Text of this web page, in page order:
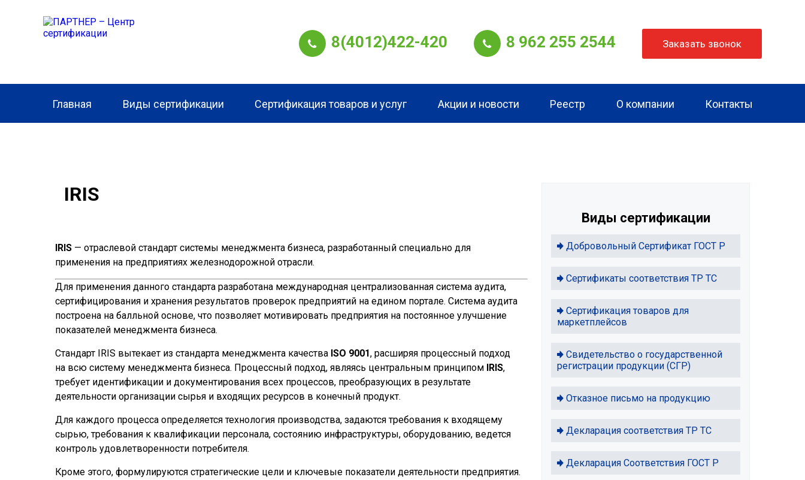
8(4012)422-420 8 962 255 2544 Заказать звонок
Главная Виды сертификации Сертификация товаров и услуг Акции и новости Реестр О компании Контакты
IRIS
IRIS — отраслевой стандарт системы менеджмента бизнеса, разработанный специально для
применения на предприятиях железнодорожной отрасли.
Для применения данного стандарта разработана международная централизованная система аудита,
сертифицирования и хранения результатов проверок предприятий на едином портале. Система аудита
построена на балльной основе, что позволяет мотивировать предприятия на постоянное улучшение
показателей менеджмента бизнеса.
Стандарт IRIS вытекает из стандарта менеджмента качества ISO 9001, расширяя процессный подход
на всю систему менеджмента бизнеса. Процессный подход, являясь центральным принципом IRIS,
требует идентификации и документирования всех процессов, преобразующих в результате
деятельности организации сырья и входящих ресурсов в конечный продукт.
Для каждого процесса определяется технология производства, задаются требования к входящему
сырью, требования к квалификации персонала, состоянию инфраструктуры, оборудованию, ведется
контроль удовлетворенности потребителя.
Кроме этого, формулируются стратегические цели и ключевые показатели деятельности предприятия.
Виды сертификации
Добровольный Сертификат ГОСТ Р
Сертификаты соответствия ТР ТС
Сертификация товаров для
маркетплейсов
Свидетельство о государственной
регистрации продукции (СГР)
Отказное письмо на продукцию
Декларация соответствия ТР ТС
Декларация Соответствия ГОСТ Р